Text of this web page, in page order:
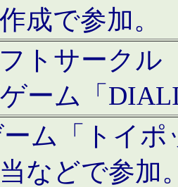
成で参加。
トサークル
ーム「
ム「トイ
などで参加